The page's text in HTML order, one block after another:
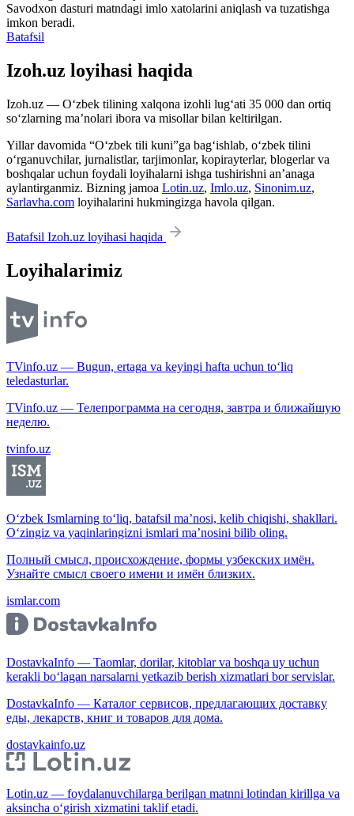
Savodxon dasturi matndagi imlo xatolarini aniqlash va tuzatishga
imkon beradi.
Batafsil
Izoh.uz loyihasi haqida
Izoh.uz — O‘zbek tilining xalqona izohli lug‘ati 35 000 dan ortiq
so‘zlarning ma’nolari ibora va misollar bilan keltirilgan.
Yillar davomida “O‘zbek tili kuni”ga bag‘ishlab, o‘zbek tilini
o‘rganuvchilar, jurnalistlar, tarjimonlar, kopirayterlar, blogerlar va
boshqalar uchun foydali loyihalarni ishga tushirishni an’anaga
aylantirganmiz. Bizning jamoa Lotin.uz, Imlo.uz, Sinonim.uz,
Sarlavha.com loyihalarini hukmingizga havola qilgan.
Batafsil Izoh.uz loyihasi haqida
Loyihalarimiz
TVinfo.uz — Bugun, ertaga va keyingi hafta uchun to‘liq
teledasturlar.
TVinfo.uz — Телепрограмма на сегодня, завтра и ближайшую
неделю.
tvinfo.uz
O‘zbek Ismlarning to‘liq, batafsil ma’nosi, kelib chiqishi, shakllari.
O‘zingiz va yaqinlaringizni ismlari ma’nosini bilib oling.
Полный смысл, происхождение, формы узбекских имён.
Узнайте смысл своего имени и имён близких.
ismlar.com
DostavkaInfo — Taomlar, dorilar, kitoblar va boshqa uy uchun
kerakli bo‘lagan narsalarni yetkazib berish xizmatlari bor servislar.
DostavkaInfo — Каталог сервисов, предлагающих доставку
еды, лекарств, книг и товаров для дома.
dostavkainfo.uz
Lotin.uz — foydalanuvchilarga berilgan matnni lotindan kirillga va
aksincha o‘girish xizmatini taklif etadi.